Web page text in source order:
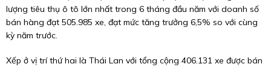
lượng tiêu thụ ô tô lớn nhất trong 6 tháng đầu năm với doanh số
bán hàng đạt 505.985 xe, đạt mức tăng trưởng 6,5% so với cùng
kỳ năm trước.
Xếp ở vị trí thứ hai là Thái Lan với tổng cộng 406.131 xe được bán